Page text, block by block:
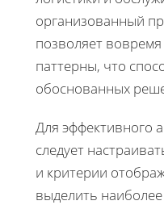
организованный
позволяет
паттерны, что
обоснованных
Для эффективного
следует
и критерии
выделить